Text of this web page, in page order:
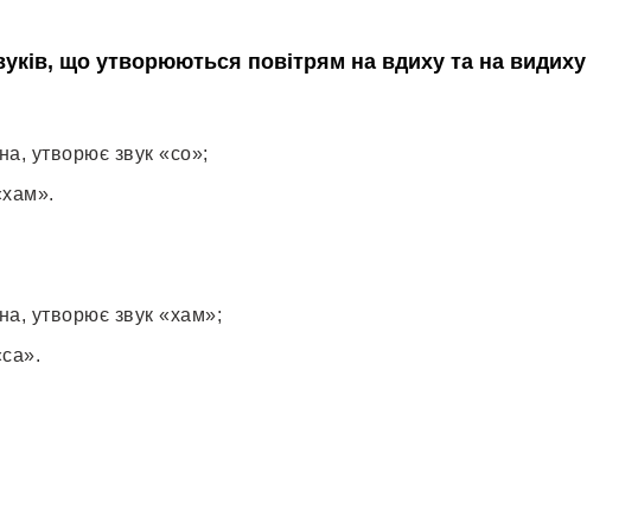
що утворюються повітрям на вдиху та на видиху
утворює звук «со»;
утворює звук «хам»;